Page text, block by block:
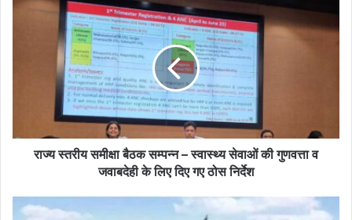
राज्य स्तरीय समीक्षा बैठक सम्पन्न – स्वास्थ्य सेवाओं की गुणवत्ता व
जवाबदेही के लिए दिए गए ठोस निर्देश